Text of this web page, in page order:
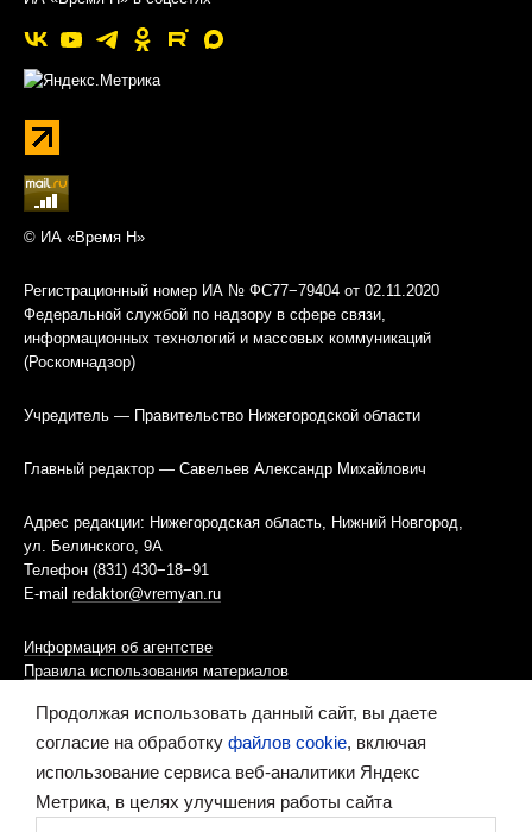
© ИА «Время Н»
Регистрационный номер ИА № ФС77−79404 от 02.11.2020
Федеральной службой по надзору в сфере связи,
информационных технологий и массовых коммуникаций
(Роскомнадзор)
Учредитель — Правительство Нижегородской области
Главный редактор — Савельев Александр Михайлович
Адрес редакции: Нижегородская область, Нижний Новгород,
ул. Белинского, 9А
Телефон (831) 430−18−91
E-mail redaktor@vremyan.ru
Информация об агентстве
Правила использования материалов
Информационная политика использования «cookies»-файлов
Ресурс содержит материалы 16+
Продолжая использовать данный сайт, вы даете
согласие на обработку файлов cookie, включая
использование сервиса веб-аналитики Яндекс
Метрика, в целях улучшения работы сайта